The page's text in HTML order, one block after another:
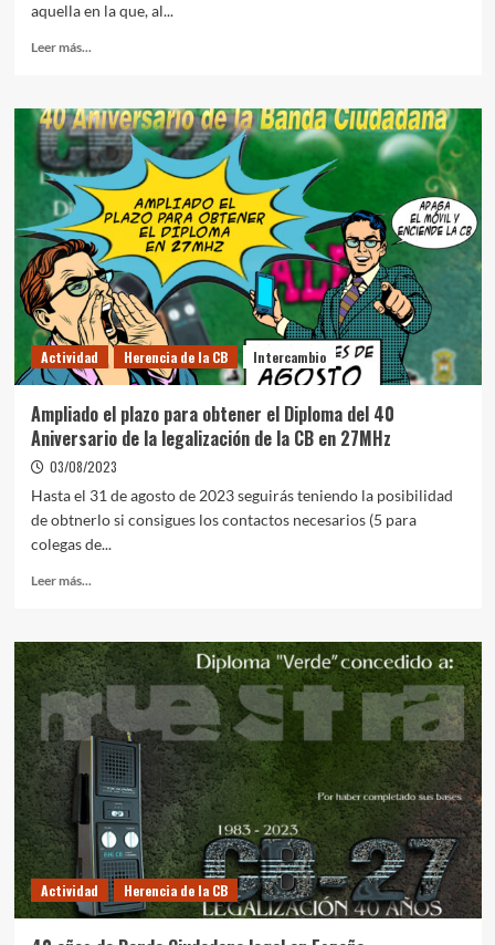
aquella en la que, al...
Leer más...
Actividad Herencia de la CB Intercambio
Ampliado el plazo para obtener el Diploma del 40
Aniversario de la legalización de la CB en 27MHz
03/08/2023
Hasta el 31 de agosto de 2023 seguirás teniendo la posibilidad
de obtnerlo si consigues los contactos necesarios (5 para
colegas de...
Leer más...
Actividad Herencia de la CB